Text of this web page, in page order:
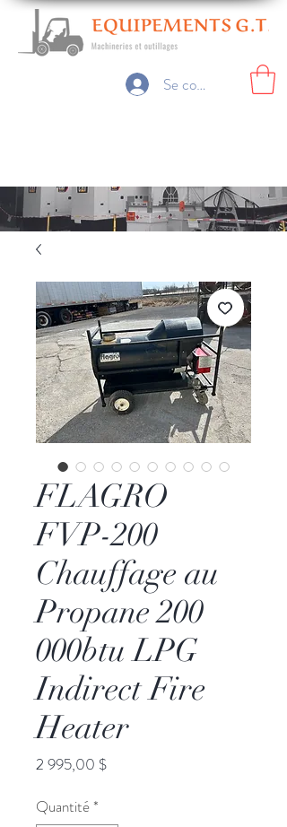
Se connecter
FLAGRO
FVP-200
Chauffage au
Propane 200
000btu LPG
Indirect Fire
Heater
2 995,00 $Prix
Quantité*